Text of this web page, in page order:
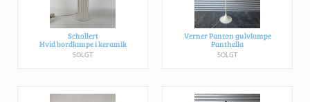
Schollert
Hvid bordlampe i keramik
SOLGT
Verner Panton gulvlampe
Panthella
SOLGT